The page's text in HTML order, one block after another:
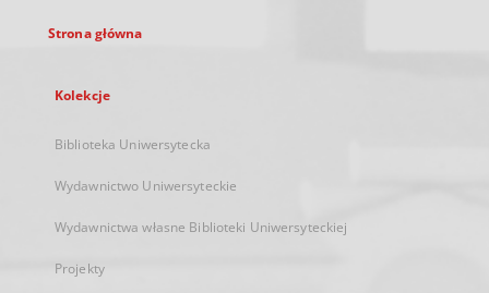
Strona główna
Kolekcje
Biblioteka Uniwersytecka
Wydawnictwo Uniwersyteckie
Wydawnictwa własne Biblioteki Uniwersyteckiej
Projekty